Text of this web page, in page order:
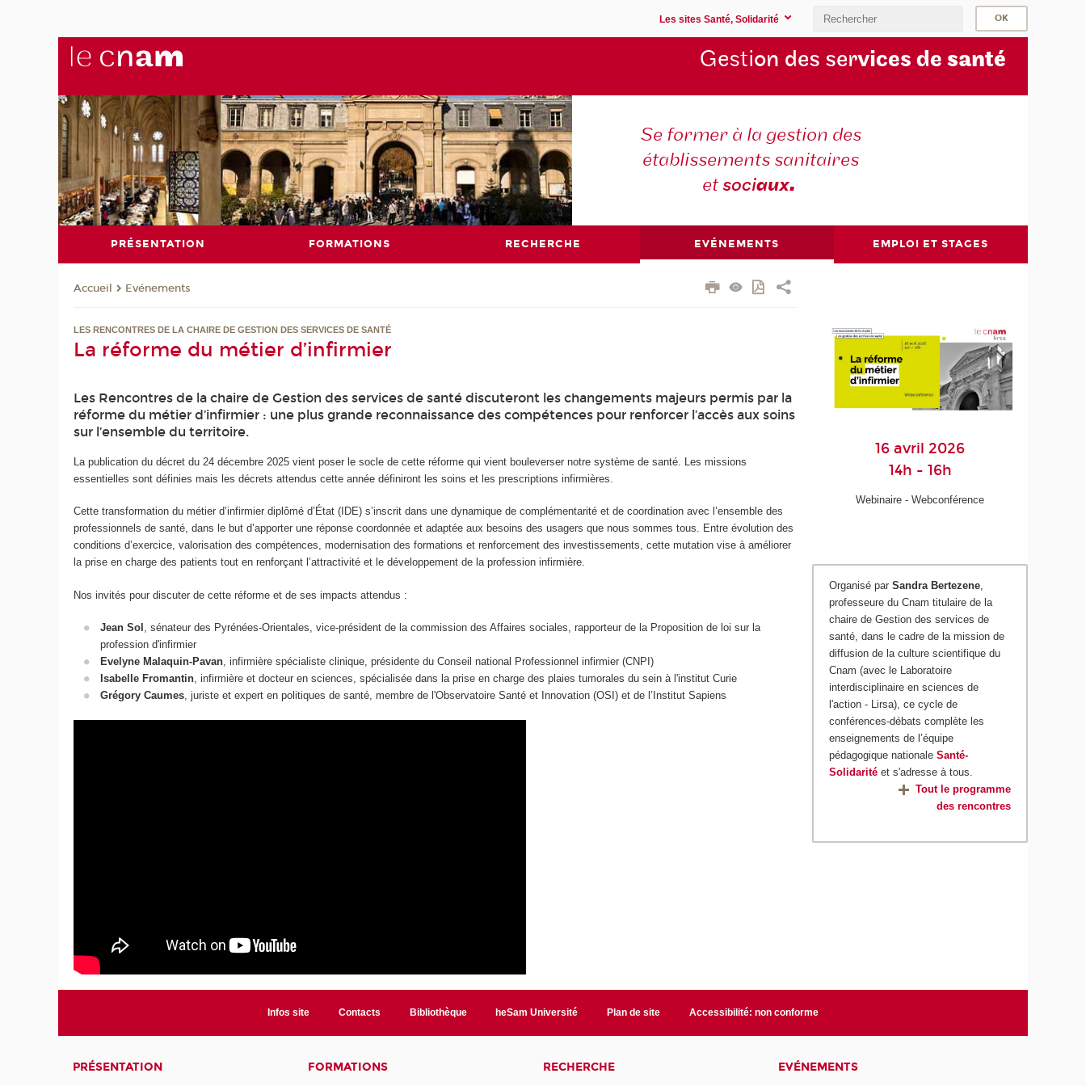
Les sites Santé, Solidarité
Gestion des services de santé
Se former à la gestion des
établissements sanitaires
etsociaux.
PRÉSENTATION FORMATIONS RECHERCHE EVÉNEMENTS EMPLOI ET STAGES
Accueil Evénements
LES RENCONTRES DE LA CHAIRE DE GESTION DES SERVICES DE SANTÉ
La réforme du métier d’infirmier
Les Rencontres de la chaire de Gestion des services de santé discuteront les changements majeurs permis par la
réforme du métier d’infirmier : une plus grande reconnaissance des compétences pour renforcer l’accès aux soins
sur l’ensemble du territoire.
La publication du décret du 24 décembre 2025 vient poser le socle de cette réforme qui vient bouleverser notre système de santé. Les missions
essentielles sont définies mais les décrets attendus cette année définiront les soins et les prescriptions infirmières.
Cette transformation du métier d’infirmier diplômé d’État (IDE) s’inscrit dans une dynamique de complémentarité et de coordination avec l’ensemble des
professionnels de santé, dans le but d’apporter une réponse coordonnée et adaptée aux besoins des usagers que nous sommes tous. Entre évolution des
conditions d’exercice, valorisation des compétences, modernisation des formations et renforcement des investissements, cette mutation vise à améliorer
la prise en charge des patients tout en renforçant l’attractivité et le développement de la profession infirmière.
Nos invités pour discuter de cette réforme et de ses impacts attendus :
Jean Sol , sénateur des Pyrénées-Orientales, vice-président de la commission des Affaires sociales, rapporteur de la Proposition de loi sur la
profession d'infirmier
Evelyne Malaquin-Pavan, infirmière spécialiste clinique, présidente du Conseil national Professionnel infirmier (CNPI)
Isabelle Fromantin, infirmière et docteur en sciences, spécialisée dans la prise en charge des plaies tumorales du sein à l'institut Curie
Grégory Caumes, juriste et expert en politiques de santé, membre de l'Observatoire Santé et Innovation (OSI) et de l’Institut Sapiens
16 avril 2026
14h - 16h
Webinaire - Webconférence
Organisé parSandra Bertezene,
professeure du Cnam titulaire de la
chaire de Gestion des services de
santé, dans le cadre de la mission de
diffusion de la culture scientifique du
Cnam (avec le Laboratoire
interdisciplinaire en sciences de
l'action - Lirsa), ce cycle de
conférences-débats complète les
enseignements de l’équipe
pédagogique nationaleSanté-
Solidarité et s'adresse à tous.
Tout le programme
des rencontres
Infos site Contacts Bibliothèque heSam Université Plan de site Accessibilité: non conforme
PRÉSENTATION FORMATIONS RECHERCHE EVÉNEMENTS